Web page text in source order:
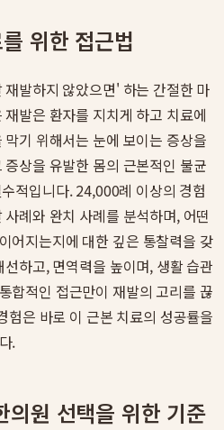
위한 접근법
발하지 않았으면' 하는 간절한 마
발은 환자를 지치게 하고 치료에
기 위해서는 눈에 보이는 증상을
상을 유발한 몸의 근본적인 불균
적입니다. 24,000례 이상의 경험
례와 완치 사례를 분석하며, 어떤
어지는지에 대한 깊은 통찰력을 갖
하고, 면역력을 높이며, 생활 습관
합적인 접근만이 재발의 고리를 끊
험은 바로 이 근본 치료의 성공률을
.
의원 선택을 위한 기준